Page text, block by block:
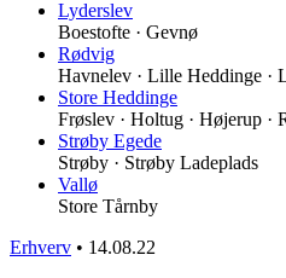
Lyderslev
Boestofte · Gevnø
Rødvig
Havnelev · Lille Heddinge ·
Store Heddinge
Frøslev · Holtug · Højerup ·
Strøby Egede
Strøby · Strøby Ladeplads
Vallø
Store Tårnby
Erhverv • 14.08.22